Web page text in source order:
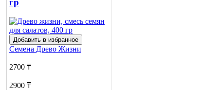
гр
Добавить в избранное
Семена Древо Жизни
2700 ₸
2900 ₸